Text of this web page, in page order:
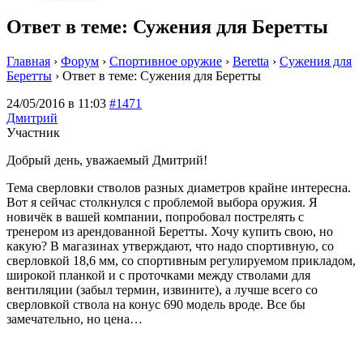
Ответ в теме: Сужения для Беретты
Главная › Форум › Спортивное оружие › Beretta › Сужения для
Беретты › Ответ в теме: Сужения для Беретты
24/05/2016 в 11:03 #1471
Дмитрий
Участник
Добрый день, уважаемый Дмитрий!
Тема сверловки стволов разных диаметров крайне интересна.
Вот я сейчас столкнулся с проблемой выбора оружия. Я
новичёк в вашей компании, попробовал пострелять с
тренером из арендованной Беретты. Хочу купить свою, но
какую? В магазинах утверждают, что надо спортивную, со
сверловкой 18,6 мм, со спортивным регулируемом прикладом,
широкой планкой и с проточками между стволами для
вентиляции (забыл термин, извините), а лучше всего со
сверловкой ствола на конус 690 модель вроде. Все бы
замечательно, но цена…